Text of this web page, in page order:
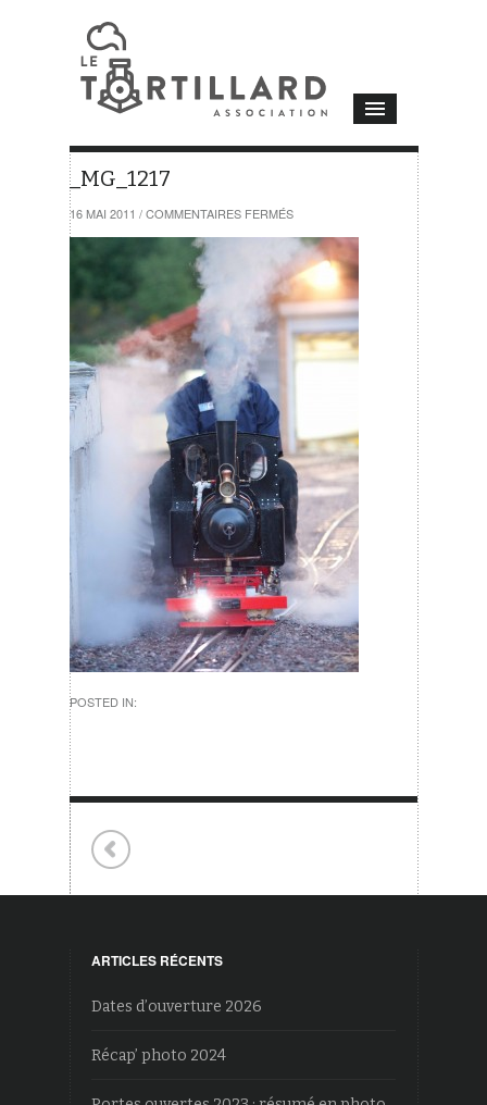
_MG_1217
16 MAI 2011 / COMMENTAIRES FERMÉSSUR
POSTED IN:
ARTICLES RÉCENTS
Dates d’ouverture 2026
Récap’ photo 2024